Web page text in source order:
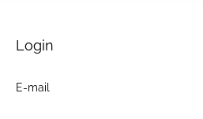
Login
E-mail